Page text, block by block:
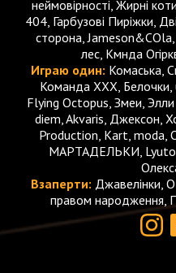
неймовірності, Жирні
404, Гарбузові Пиріжки,
сторона, Jameson&COla,
лес, Кмнда
Играю один: Комаська,
Команда ХХХ, Белочки,
Flying Octopus, Змеи,
diem, Akvaris, Джексон,
Production, Kart, moda,
МАРТАДЕЛЬКИ,
Взаперти: Джавелінки,
правом народження,